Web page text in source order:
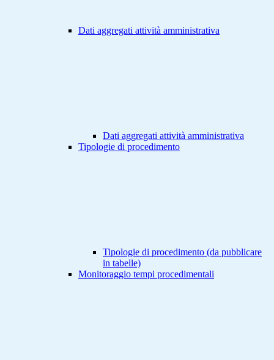
Dati aggregati attività amministrativa
Dati aggregati attività amministrativa
Tipologie di procedimento
Tipologie di procedimento (da pubblicare
in tabelle)
Monitoraggio tempi procedimentali